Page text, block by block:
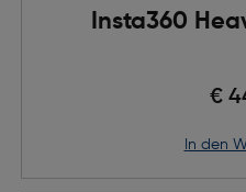
Insta360
€
in den